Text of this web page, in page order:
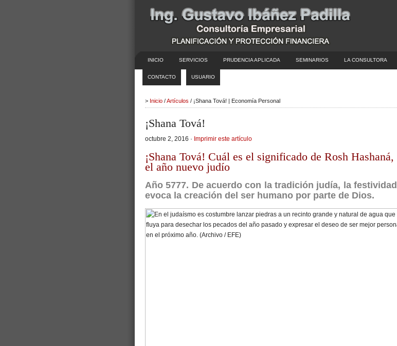
INICIO SERVICIOS PRUDENCIA APLICADA SEMINARIOS LA CONSULTORA
CONTACTO USUARIO
> Inicio /Artículos / ¡Shana Tová! | Economía Personal
¡Shana Tová!
octubre 2, 2016 · Imprimir este artículo
¡Shana Tová! Cuál es el significado de Rosh Hashaná,
el año nuevo judío
Año 5777. De acuerdo con la tradición judía, la festividad
evoca la creación del ser humano por parte de Dios.